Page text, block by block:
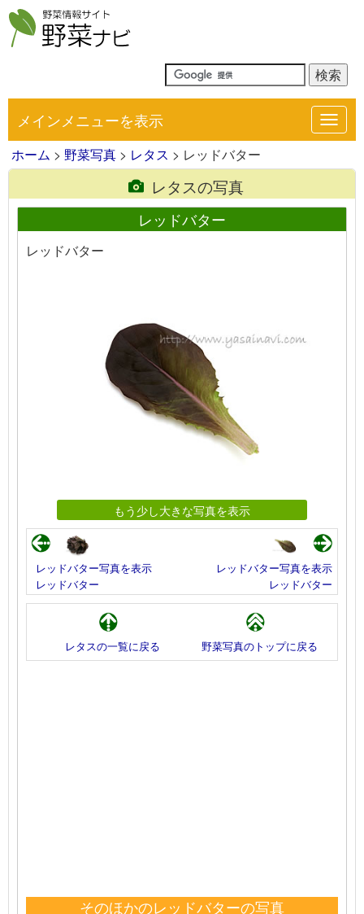
メインメニューを表示
ホーム > 野菜写真 > レタス > レッドバター
レタスの写真
レッドバター
レッドバター
もう少し大きな写真を表示
レッドバター写真を表示
レッドバター
レッドバター写真を表示
レッドバター
レタスの一覧に戻る 野菜写真のトップに戻る
そのほかのレッドバターの写真